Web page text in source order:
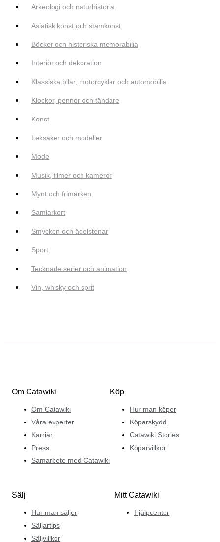
Arkeologi och naturhistoria
Asiatisk konst och stamkonst
Böcker och historiska memorabilia
Interiör och dekoration
Klassiska bilar, motorcyklar och automobilia
Klockor, pennor och tändare
Konst
Leksaker och modeller
Mode
Musik, filmer och kameror
Mynt och frimärken
Samlarkort
Smycken och ädelstenar
Sport
Tecknade serier och animation
Vin, whisky och sprit
Om Catawiki
Om Catawiki
Våra experter
Karriär
Press
Samarbete med Catawiki
Köp
Hur man köper
Köparskydd
Catawiki Stories
Köparvillkor
Sälj
Hur man säljer
Säljartips
Säljvillkor
Mitt Catawiki
Hjälpcenter